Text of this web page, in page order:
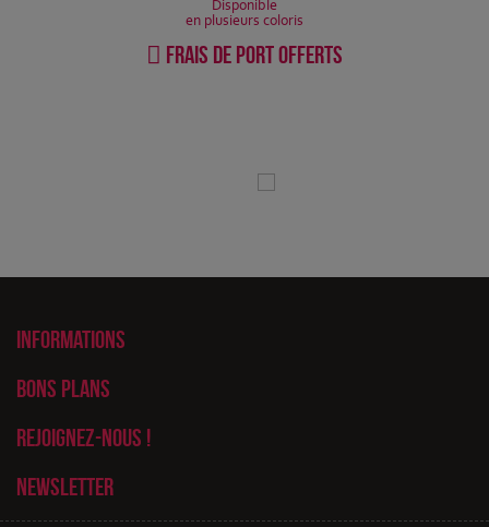
Disponible
en plusieurs coloris
Frais de port offerts
Informations
Bons plans
Rejoignez-nous !
Newsletter